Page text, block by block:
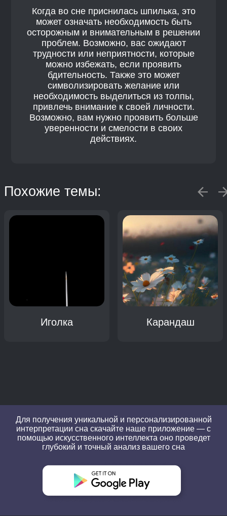
Когда во сне приснилась шпилька, это
может означать необходимость быть
осторожным и внимательным в решении
проблем. Возможно, вас ожидают
трудности или неприятности, которые
можно избежать, если проявить
бдительность. Также это может
символизировать желание или
необходимость выделиться из толпы,
привлечь внимание к своей личности.
Возможно, вам нужно проявить больше
уверенности и смелости в своих
действиях.
Похожие темы:
Иголка Карандаш
Для получения уникальной и персонализированной
интерпретации сна скачайте наше приложение — с
помощью искусственного интеллекта оно проведет
глубокий и точный анализ вашего сна